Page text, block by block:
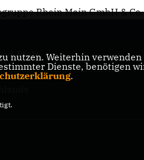
Rhein Main GmbH & Co.
Pfalz
nutzen. Weiterhin
Dienste, benötigen
.